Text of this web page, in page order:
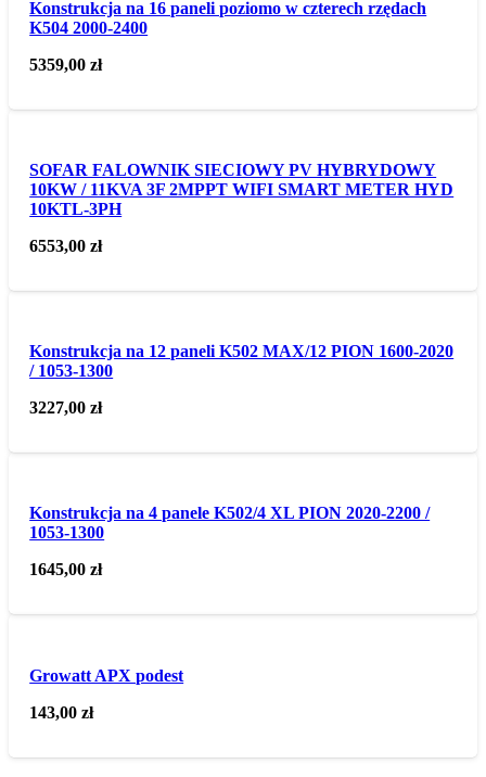
Konstrukcja na 16 paneli poziomo w czterech rzędach
K504 2000-2400
5359,00zł
SOFAR FALOWNIK SIECIOWY PV HYBRYDOWY
10KW / 11KVA 3F 2MPPT WIFI SMART METER HYD
10KTL-3PH
6553,00zł
Konstrukcja na 12 paneli K502 MAX/12 PION 1600-2020
/ 1053-1300
3227,00zł
Konstrukcja na 4 panele K502/4 XL PION 2020-2200 /
1053-1300
1645,00zł
Growatt APX podest
143,00zł